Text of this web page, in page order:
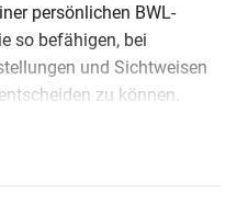
persönlichen BWL-
so befähigen, bei
und Sichtweisen
zu können.